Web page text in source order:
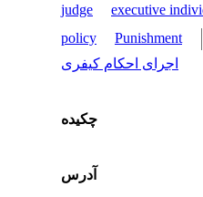
judge
executive
policy
Punishment
اجرای احکام کیفری
چکیده
آدرس